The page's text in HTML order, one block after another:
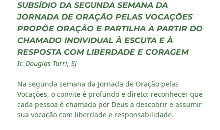
SUBSÍDIO DA SEGUNDA SEMANA DA
JORNADA DE ORAÇÃO PELAS VOCAÇÕES
PROPÕE ORAÇÃO E PARTILHA A PARTIR DO
CHAMADO INDIVIDUAL À ESCUTA E À
RESPOSTA COM LIBERDADE E CORAGEM
Ir. Douglas Turri, SJ
Na segunda semana da Jornada de Oração pelas
Vocações, o convite é profundo e direto: reconhecer que
cada pessoa é chamada por Deus a descobrir e assumir
sua vocação com liberdade e responsabilidade.